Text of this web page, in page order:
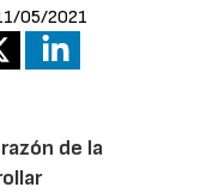
05/2021
de la